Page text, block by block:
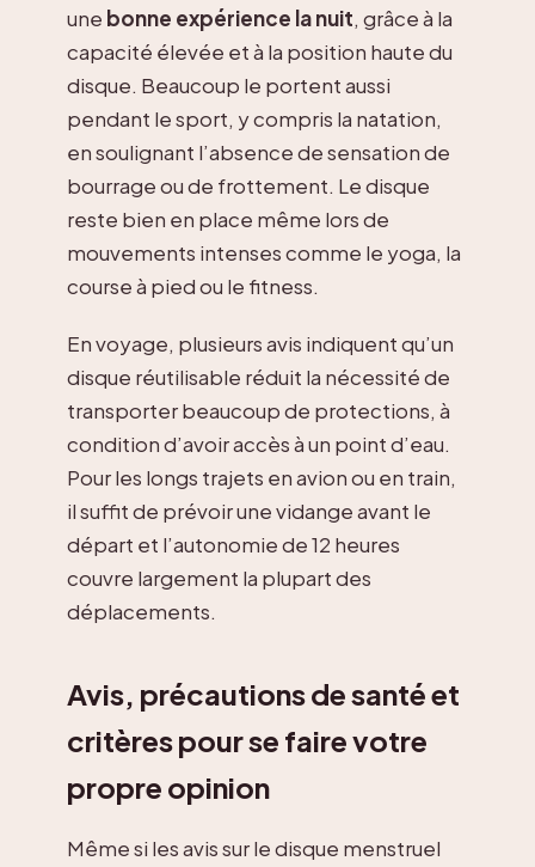
une bonne expérience la nuit, grâce à la
capacité élevée et à la position haute du
disque. Beaucoup le portent aussi
pendant le sport, y compris la natation,
en soulignant l’absence de sensation de
bourrage ou de frottement. Le disque
reste bien en place même lors de
mouvements intenses comme le yoga, la
course à pied ou le fitness.
En voyage, plusieurs avis indiquent qu’un
disque réutilisable réduit la nécessité de
transporter beaucoup de protections, à
condition d’avoir accès à un point d’eau.
Pour les longs trajets en avion ou en train,
il suffit de prévoir une vidange avant le
départ et l’autonomie de 12 heures
couvre largement la plupart des
déplacements.
Avis, précautions de santé et
critères pour se faire votre
propre opinion
Même si les avis sur le disque menstruel